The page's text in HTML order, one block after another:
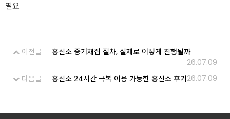
필요
이전글
흥신소 증거채집 절차, 실제로 어떻게 진행될까
26.07.09
다음글
흥신소 24시간 극복 이용 가능한 흥신소 후기26.07.09